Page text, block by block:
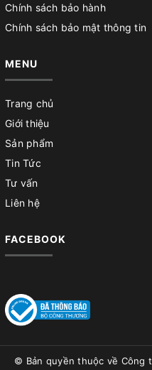
Chính sách bảo hành
Chính sách bảo mật thông tin
MENU
Trang chủ
Giới thiệu
Sản phẩm
Tin Tức
Tư vấn
Liên hệ
FACEBOOK
© Bản quyền thuộc về Công